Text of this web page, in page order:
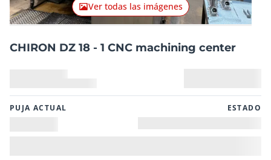
Ver todas las imágenes
CHIRON DZ 18 - 1 CNC machining center
PUJA ACTUAL ESTADO